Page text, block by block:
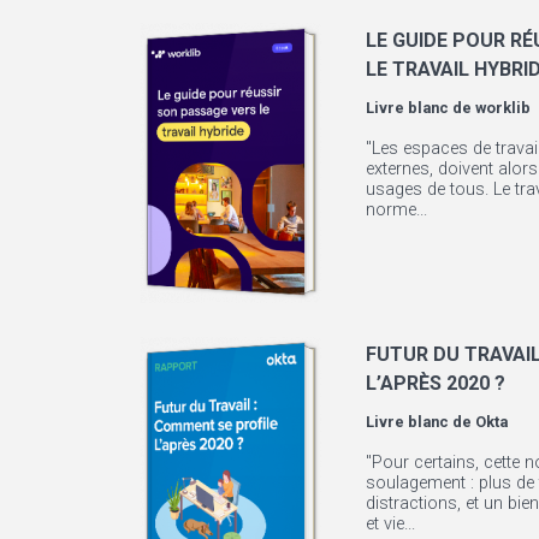
LE GUIDE POUR
LE TRAVAIL
Livre blanc de worklib
"Les espaces de
externes, doivent
usages de tous. Le
norme...
FUTUR DU
L’APRÈS 2020 ?
Livre blanc de Okta
"Pour certains, cette
soulagement : plus
distractions, et un
et vie...